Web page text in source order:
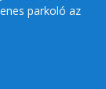
parkoló az